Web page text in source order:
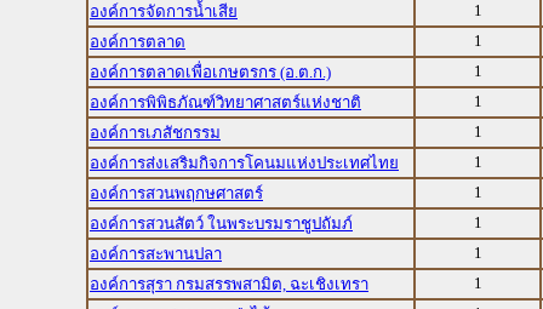
องค์การจัดการน้ำเสีย
1
องค์การตลาด
1
องค์การตลาดเพื่อเกษตรกร (อ.ต.ก.)
1
องค์การพิพิธภัณฑ์วิทยาศาสตร์แห่งชาติ
1
องค์การเภสัชกรรม
1
องค์การส่งเสริมกิจการโคนมแห่งประเทศไทย
1
องค์การสวนพฤกษศาสตร์
1
องค์การสวนสัตว์ ในพระบรมราชูปถัมภ์
1
องค์การสะพานปลา
1
องค์การสุรา กรมสรรพสามิต, ฉะเชิงเทรา
1